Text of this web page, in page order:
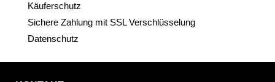
Käuferschutz
Sichere Zahlung mit SSL Verschlüsselung
Datenschutz